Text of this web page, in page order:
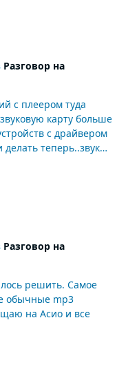
Разговор на
с плеером туда
карту больше
с драйвером
теперь..звук
Разговор на
решить. Самое
обычные mp3
на Асио и все